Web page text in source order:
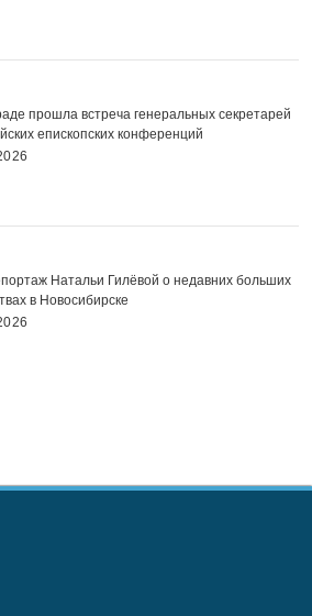
прошла встреча генеральных секретарей
епископских конференций
Натальи Гилёвой о недавних больших
в Новосибирске